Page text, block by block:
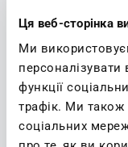
Ця веб-сторінка
Ми
персоналізувати
функції
трафік. Ми
соціальних
Conferma
Accetto